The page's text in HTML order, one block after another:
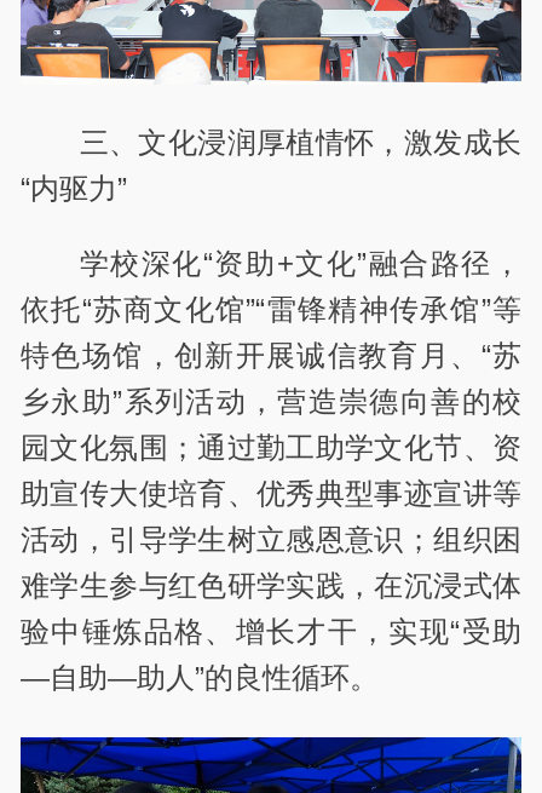
三、文化浸润厚植情怀，激发成长
“内驱力”
学校深化“资助+文化”融合路径，
依托“苏商文化馆”“雷锋精神传承馆”等
特色场馆，创新开展诚信教育月、“苏
乡永助”系列活动，营造崇德向善的校
园文化氛围；通过勤工助学文化节、资
助宣传大使培育、优秀典型事迹宣讲等
活动，引导学生树立感恩意识；组织困
难学生参与红色研学实践，在沉浸式体
验中锤炼品格、增长才干，实现“受助
—自助—助人”的良性循环。